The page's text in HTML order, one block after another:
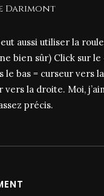
Darimont
aussi utiliser la
bien sûr) Click sur
le bas = curseur vers
vers la droite. Moi,
précis.